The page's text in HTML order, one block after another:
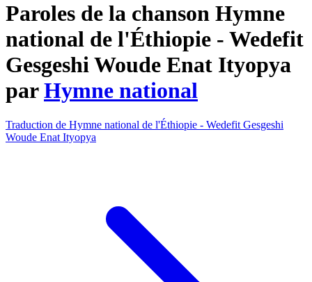
Paroles de la chanson Hymne
national de l'Éthiopie - Wedefit
Gesgeshi Woude Enat Ityopya
parHymne national
Traduction de Hymne national de l'Éthiopie - Wedefit Gesgeshi
Woude Enat Ityopya